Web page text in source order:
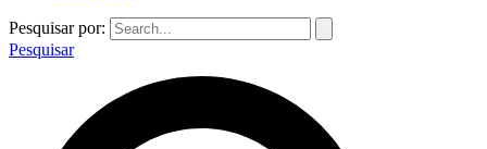
Pesquisar por:
Pesquisar